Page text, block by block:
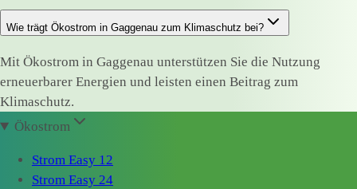
Wie trägt Ökostrom in Gaggenau zum Klimaschutz bei?
Mit Ökostrom in Gaggenau unterstützen Sie die Nutzung
erneuerbarer Energien und leisten einen Beitrag zum
Klimaschutz.
Ökostrom
Strom Easy 12
Strom Easy 24